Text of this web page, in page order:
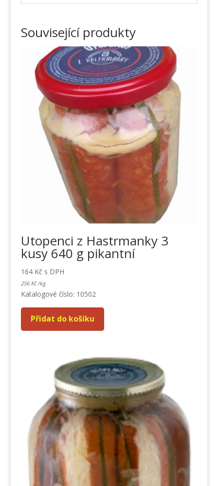
Související produkty
Utopenci z Hastrmanky 3
kusy 640 g pikantní
164 Kč s DPH
256 Kč /kg
Katalogové číslo: 10502
Přidat do košíku